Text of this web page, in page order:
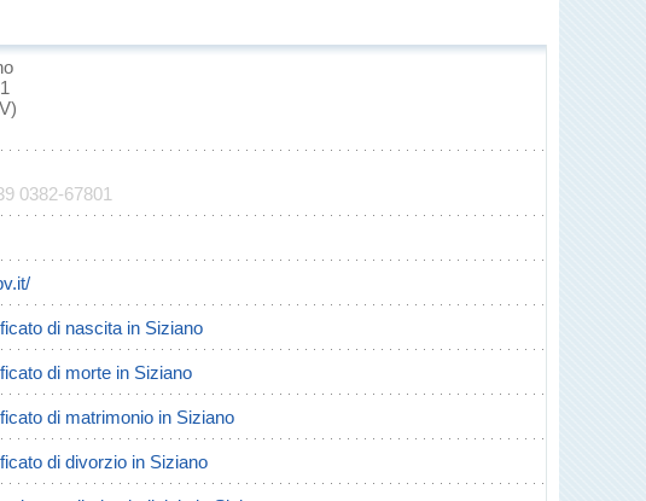
0382-67801
di nascita in Siziano
di morte in Siziano
di matrimonio in Siziano
di divorzio in Siziano